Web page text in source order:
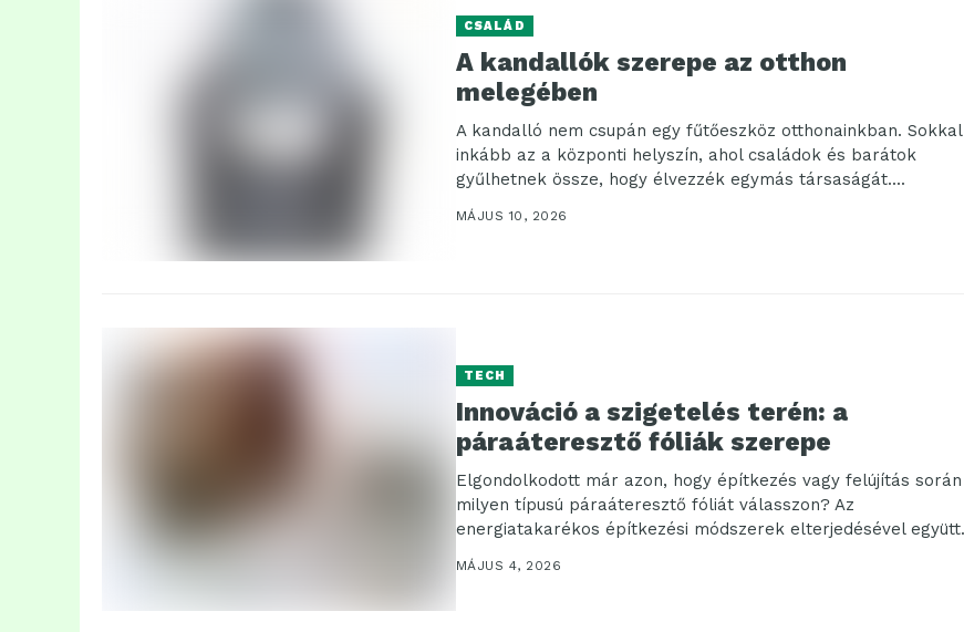
CSALÁD
A kandallók szerepe az otthon
melegében
A kandalló nem csupán egy fűtőeszköz otthonainkban. Sokkal
inkább az a központi helyszín, ahol családok és barátok
gyűlhetnek össze, hogy élvezzék egymás társaságát....
MÁJUS 10, 2026
TECH
Innováció a szigetelés terén: a
páraáteresztő fóliák szerepe
Elgondolkodott már azon, hogy építkezés vagy felújítás során
milyen típusú páraáteresztő fóliát válasszon? Az
energiatakarékos építkezési módszerek elterjedésével együtt
egyre több figyelmet kap...
MÁJUS 4, 2026